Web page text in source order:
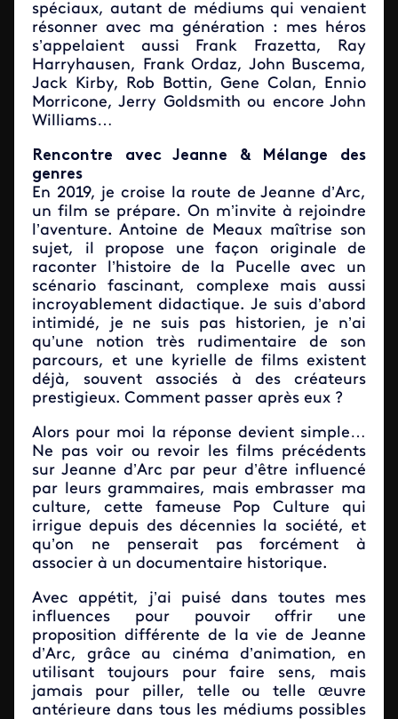
spéciaux, autant de médiums qui venaient
résonner avec ma génération : mes héros
s’appelaient aussi Frank Frazetta, Ray
Harryhausen, Frank Ordaz, John Buscema,
Jack Kirby, Rob Bottin, Gene Colan, Ennio
Morricone, Jerry Goldsmith ou encore John
Williams…
Rencontre avec Jeanne & Mélange des
genres
En 2019, je croise la route de Jeanne d’Arc,
un film se prépare. On m’invite à rejoindre
l’aventure. Antoine de Meaux maîtrise son
sujet, il propose une façon originale de
raconter l’histoire de la Pucelle avec un
scénario fascinant, complexe mais aussi
incroyablement didactique. Je suis d’abord
intimidé, je ne suis pas historien, je n’ai
qu’une notion très rudimentaire de son
parcours, et une kyrielle de films existent
déjà, souvent associés à des créateurs
prestigieux. Comment passer après eux ?
Alors pour moi la réponse devient simple…
Ne pas voir ou revoir les films précédents
sur Jeanne d’Arc par peur d’être influencé
par leurs grammaires, mais embrasser ma
culture, cette fameuse Pop Culture qui
irrigue depuis des décennies la société, et
qu’on ne penserait pas forcément à
associer à un documentaire historique.
Avec appétit, j’ai puisé dans toutes mes
influences pour pouvoir offrir une
proposition différente de la vie de Jeanne
d’Arc, grâce au cinéma d’animation, en
utilisant toujours pour faire sens, mais
jamais pour piller, telle ou telle œuvre
antérieure dans tous les médiums possibles